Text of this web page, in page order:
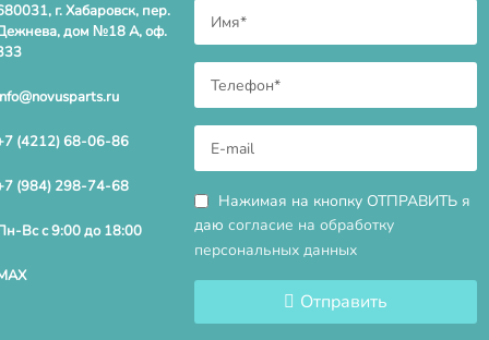
г. Хабаровск, пер.
дом №18 А, оф.
(4212) 68-06-86
(984) 298-74-68
Вс с 9:00 до 18:00
Нажимая на кнопку ОТПРАВИТЬ я
даю согласие на обработку
персональных данных
Отправить